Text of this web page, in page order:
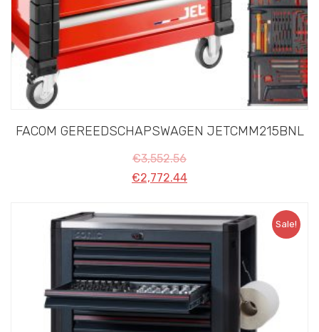
FACOM GEREEDSCHAPSWAGEN JETCMM215BNL
€3,552.56
€2,772.44
Sale!